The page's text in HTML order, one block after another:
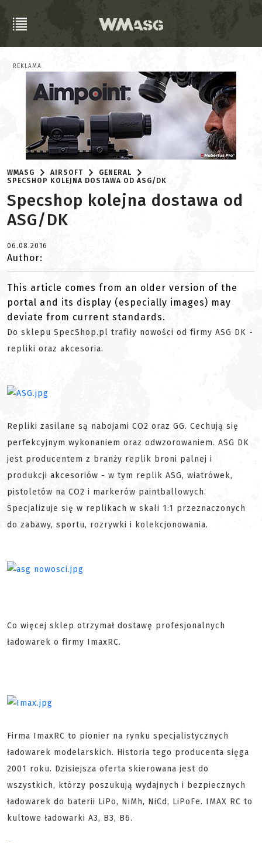
REKLAMA
WMASG AIRSOFT
GENERAL
SPECSHOP KOLEJNA DOSTAWA OD ASG/DK
Specshop kolejna dostawa od
ASG/DK
06.08.2016
Author:
This article comes from an older version of the
portal and its display (especially images) may
deviate from current standards.
Do sklepu SpecShop.pl trafiły nowości od firmy ASG DK -
repliki oraz akcesoria.
Repliki zasilane są nabojami CO2 oraz GG. Cechują się
perfekcyjnym wykonaniem oraz odwzorowaniem. ASG DK
jest producentem z branży replik broni palnej i
produkcji akcesoriów - w tym replik ASG, wiatrówek,
pistoletów na CO2 i markerów paintballowych.
Specjalizuje się w replikach w skali 1:1 przeznaczonych
do zabawy, sportu, rozrywki i kolekcjonowania.
Co więcej sklep otrzymał dostawę profesjonalnych
ładowarek o firmy ImaxRC.
Firma ImaxRC to pionier na rynku specjalistycznych
ładowarek modelarskich. Historia tego producenta sięga
2001 roku. Dzisiejsza oferta skierowana jest do
wszystkich, którzy poszukują wydajnych i bezpiecznych
ładowarek do baterii LiPo, NiMh, NiCd, LiPoFe. IMAX RC to
kultowe ładowarki A3, B3, B6.